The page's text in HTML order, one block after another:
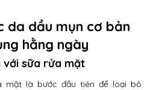
da dầu mụn cơ bản
hằng ngày
với sữa rửa mặt
mặt là bước đầu tiên để loại bỏ